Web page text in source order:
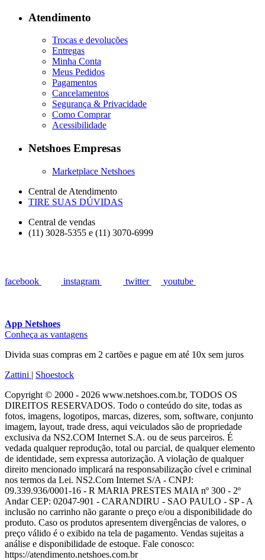
Atendimento
Trocas e devoluções
Entregas
Minha Conta
Meus Pedidos
Pagamentos
Cancelamentos
Segurança & Privacidade
Como Comprar
Acessibilidade
Netshoes Empresas
Marketplace Netshoes
Central de Atendimento
TIRE SUAS DÚVIDAS
Central de vendas
(11) 3028-5355 e (11) 3070-6999
facebook instagram twitter youtube
App Netshoes
Conheça as vantagens
Divida suas compras em 2 cartões e pague em até 10x sem juros
Zattini | Shoestock
Copyright © 2000 - 2026 www.netshoes.com.br, TODOS OS
DIREITOS RESERVADOS. Todo o conteúdo do site, todas as
fotos, imagens, logotipos, marcas, dizeres, som, software, conjunto
imagem, layout, trade dress, aqui veiculados são de propriedade
exclusiva da NS2.COM Internet S.A. ou de seus parceiros. É
vedada qualquer reprodução, total ou parcial, de qualquer elemento
de identidade, sem expressa autorização. A violação de qualquer
direito mencionado implicará na responsabilização cível e criminal
nos termos da Lei. NS2.Com Internet S/A - CNPJ:
09.339.936/0001-16 - R MARIA PRESTES MAIA nº 300 - 2º
Andar CEP: 02047-901 - CARANDIRU - SAO PAULO - SP - A
inclusão no carrinho não garante o preço e/ou a disponibilidade do
produto. Caso os produtos apresentem divergências de valores, o
preço válido é o exibido na tela de pagamento. Vendas sujeitas a
análise e disponibilidade de estoque. Fale conosco:
https://atendimento.netshoes.com.br